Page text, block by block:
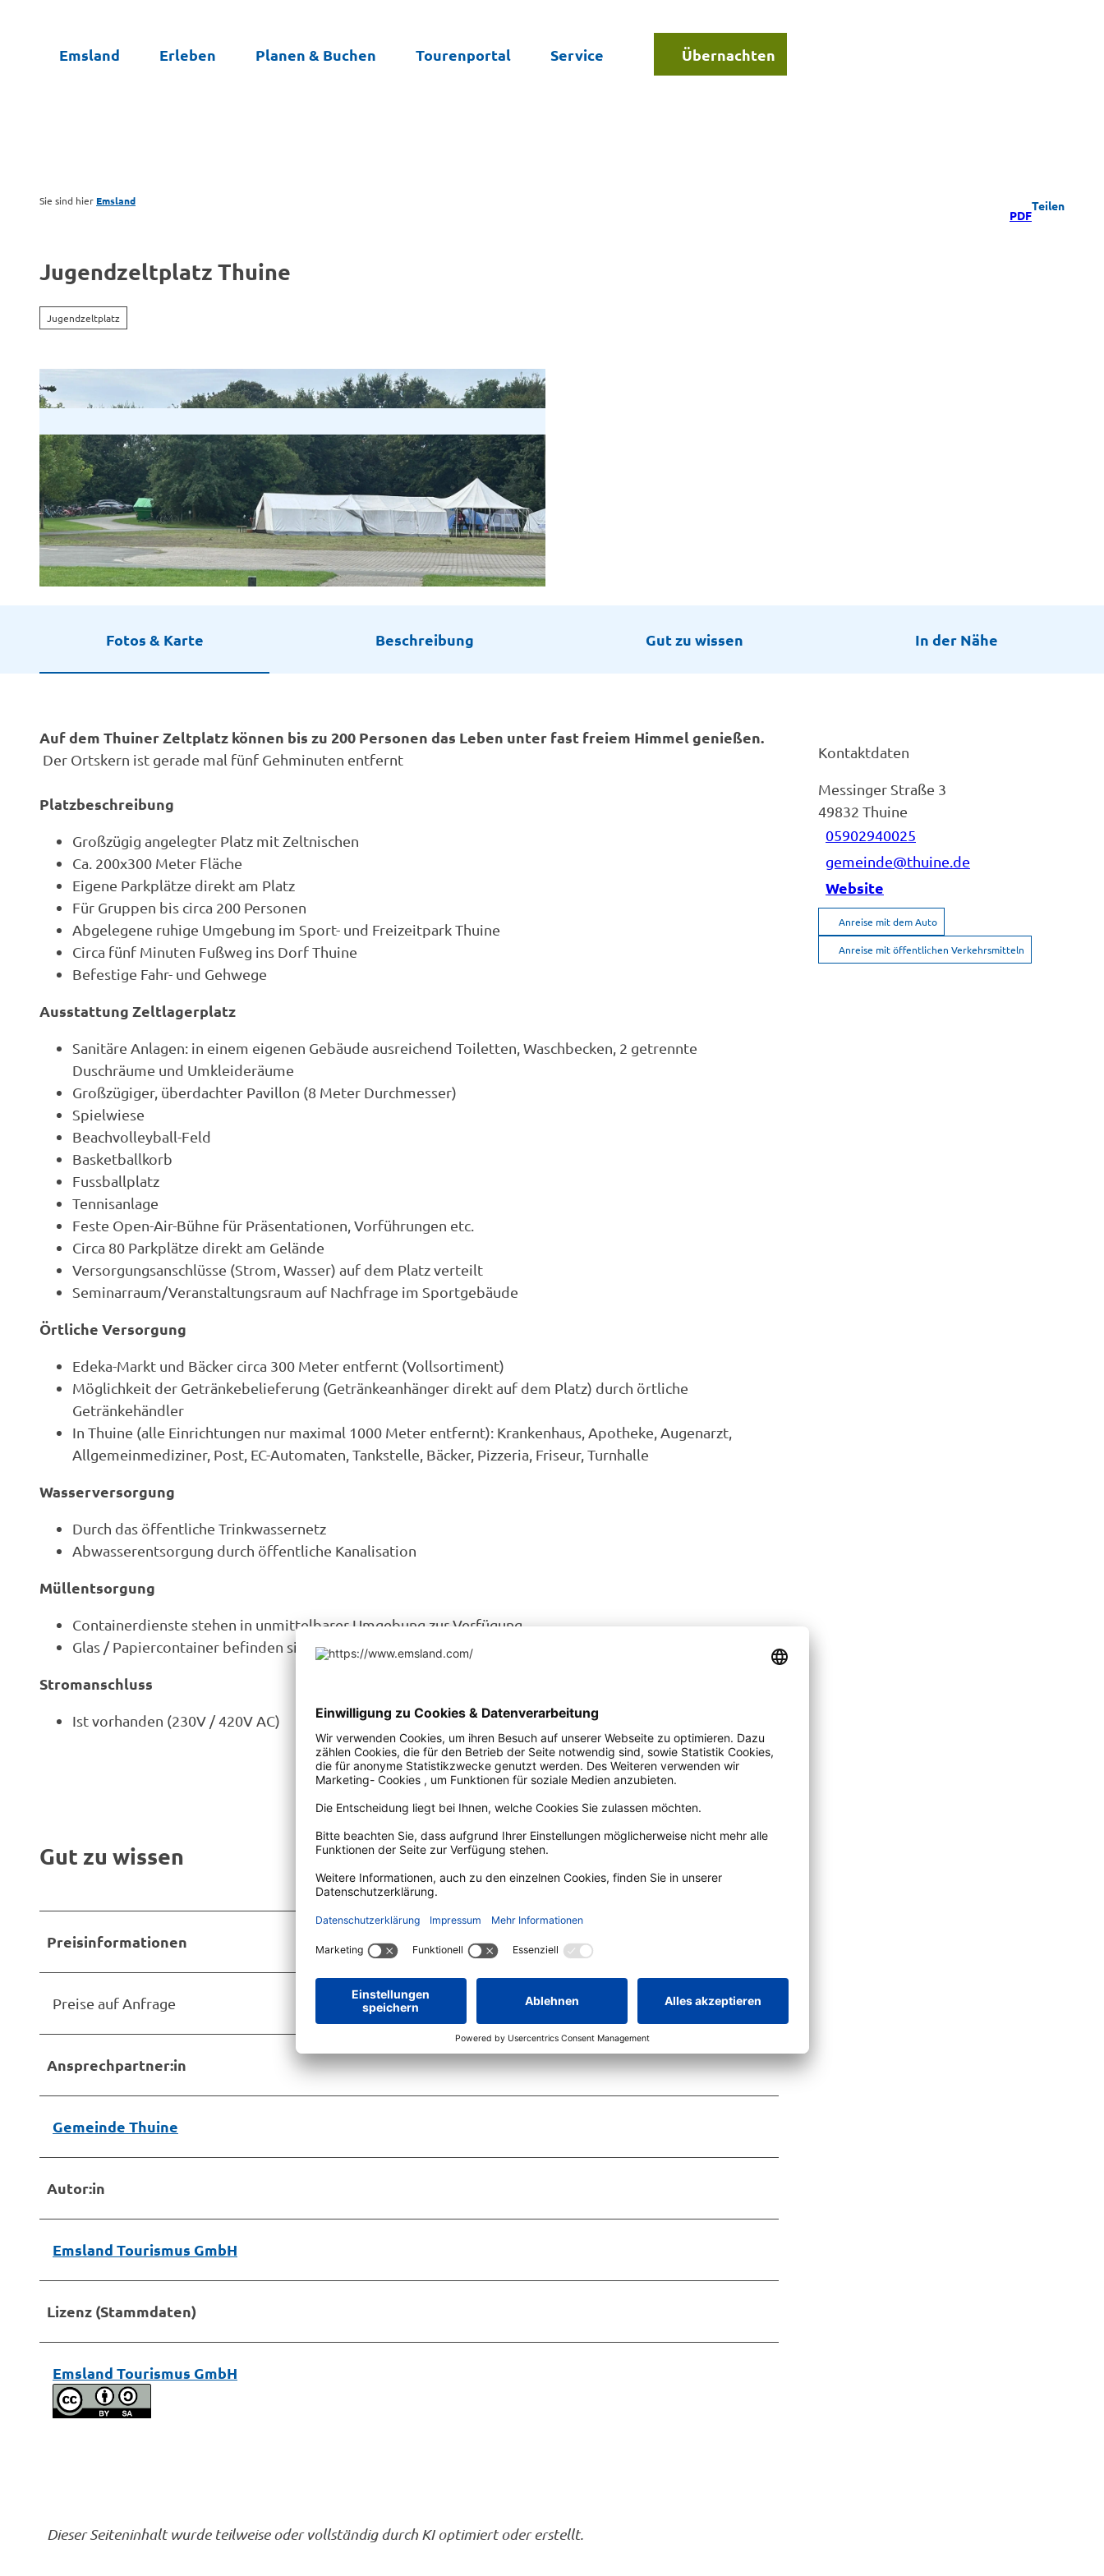
Emsland Erleben Planen & Buchen Tourenportal Service Übernachten
Sie sind hier Emsland
PDF
Teilen
Jugendzeltplatz Thuine
Jugendzeltplatz
Fotos & Karte Beschreibung Gut zu wissen In der Nähe
Auf dem Thuiner Zeltplatz können bis zu 200 Personen das Leben unter fast freiem Himmel genießen.
Der Ortskern ist gerade mal fünf Gehminuten entfernt
Platzbeschreibung
Großzügig angelegter Platz mit Zeltnischen
Ca. 200x300 Meter Fläche
Eigene Parkplätze direkt am Platz
Für Gruppen bis circa 200 Personen
Abgelegene ruhige Umgebung im Sport- und Freizeitpark Thuine
Circa fünf Minuten Fußweg ins Dorf Thuine
Befestige Fahr- und Gehwege
Ausstattung Zeltlagerplatz
Sanitäre Anlagen: in einem eigenen Gebäude ausreichend Toiletten, Waschbecken, 2 getrennte
Duschräume und Umkleideräume
Großzügiger, überdachter Pavillon (8 Meter Durchmesser)
Spielwiese
Beachvolleyball-Feld
Basketballkorb
Fussballplatz
Tennisanlage
Feste Open-Air-Bühne für Präsentationen, Vorführungen etc.
Circa 80 Parkplätze direkt am Gelände
Versorgungsanschlüsse (Strom, Wasser) auf dem Platz verteilt
Seminarraum/Veranstaltungsraum auf Nachfrage im Sportgebäude
Örtliche Versorgung
Edeka-Markt und Bäcker circa 300 Meter entfernt (Vollsortiment)
Möglichkeit der Getränkebelieferung (Getränkeanhänger direkt auf dem Platz) durch örtliche
Getränkehändler
In Thuine (alle Einrichtungen nur maximal 1000 Meter entfernt): Krankenhaus, Apotheke, Augenarzt,
Allgemeinmediziner, Post, EC-Automaten, Tankstelle, Bäcker, Pizzeria, Friseur, Turnhalle
Wasserversorgung
Durch das öffentliche Trinkwassernetz
Abwasserentsorgung durch öffentliche Kanalisation
Müllentsorgung
Containerdienste stehen in unmittelbarer Umgebung zur Verfügung
Glas / Papiercontainer befinden sich am nahe gelegenen Edeka-Markt
Stromanschluss
Ist vorhanden (230V / 420V AC)
Gut zu wissen
Preisinformationen
Preise auf Anfrage
Ansprechpartner:in
Gemeinde Thuine
Autor:in
Emsland Tourismus GmbH
Lizenz (Stammdaten)
Emsland Tourismus GmbH
Dieser Seiteninhalt wurde teilweise oder vollständig durch KI optimiert oder erstellt.
Kontaktdaten
Messinger Straße 3
49832 Thuine
05902940025
gemeinde@thuine.de
Website
Anreise mit dem Auto
Anreise mit öffentlichen Verkehrsmitteln